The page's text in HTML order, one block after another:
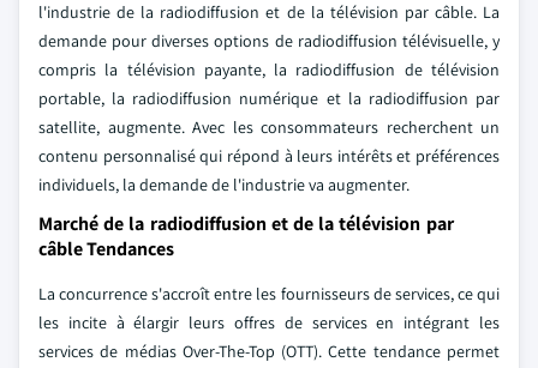
l'industrie de la radiodiffusion et de la télévision par câble. La
demande pour diverses options de radiodiffusion télévisuelle, y
compris la télévision payante, la radiodiffusion de télévision
portable, la radiodiffusion numérique et la radiodiffusion par
satellite, augmente. Avec les consommateurs recherchent un
contenu personnalisé qui répond à leurs intérêts et préférences
individuels, la demande de l'industrie va augmenter.
Marché de la radiodiffusion et de la télévision par
câble Tendances
La concurrence s'accroît entre les fournisseurs de services, ce qui
les incite à élargir leurs offres de services en intégrant les
services de médias Over-The-Top (OTT). Cette tendance permet